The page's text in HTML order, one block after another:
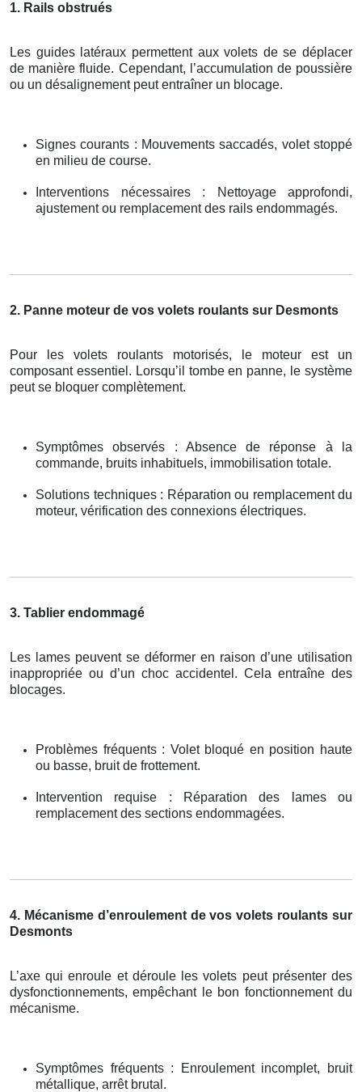
1. Rails obstrués
Les guides latéraux permettent aux volets de se déplacer
de manière fluide. Cependant, l’accumulation de poussière
ou un désalignement peut entraîner un blocage.
Signes courants : Mouvements saccadés, volet stoppé
en milieu de course.
Interventions nécessaires : Nettoyage approfondi,
ajustement ou remplacement des rails endommagés.
2. Panne moteur de vos volets roulants sur Desmonts
Pour les volets roulants motorisés, le moteur est un
composant essentiel. Lorsqu’il tombe en panne, le système
peut se bloquer complètement.
Symptômes observés : Absence de réponse à la
commande, bruits inhabituels, immobilisation totale.
Solutions techniques : Réparation ou remplacement du
moteur, vérification des connexions électriques.
3. Tablier endommagé
Les lames peuvent se déformer en raison d’une utilisation
inappropriée ou d’un choc accidentel. Cela entraîne des
blocages.
Problèmes fréquents : Volet bloqué en position haute
ou basse, bruit de frottement.
Intervention requise : Réparation des lames ou
remplacement des sections endommagées.
4. Mécanisme d’enroulement de vos volets roulants sur
Desmonts
L’axe qui enroule et déroule les volets peut présenter des
dysfonctionnements, empêchant le bon fonctionnement du
mécanisme.
Symptômes fréquents : Enroulement incomplet, bruit
métallique, arrêt brutal.